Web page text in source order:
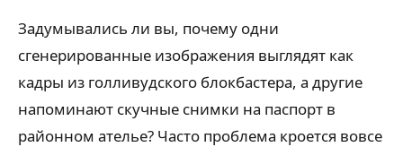
Задумывались ли вы, почему одни
сгенерированные изображения выглядят как
кадры из голливудского блокбастера, а другие
напоминают скучные снимки на паспорт в
районном ателье? Часто проблема кроется вовсе